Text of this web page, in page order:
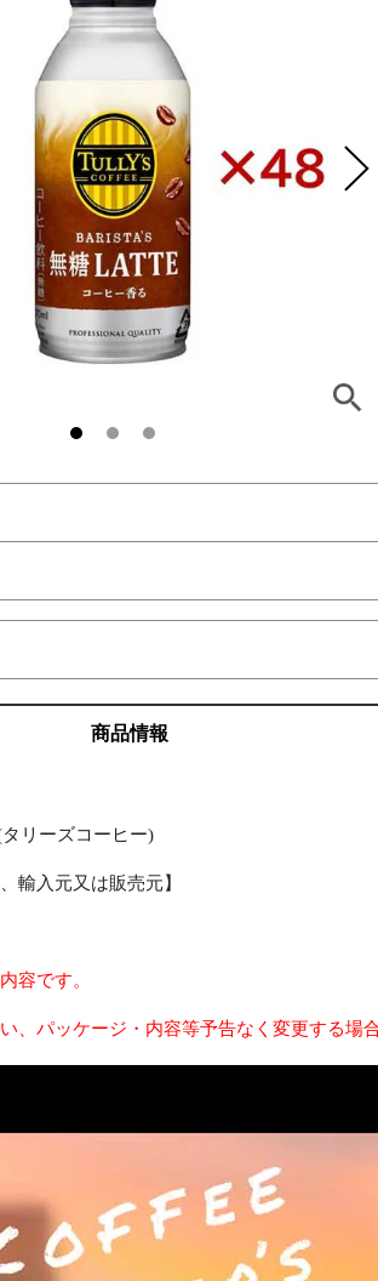
商品情報
タリーズコーヒー)
輸入元又は販売元】
容です。
、パッケージ・内容等予告なく変更する場